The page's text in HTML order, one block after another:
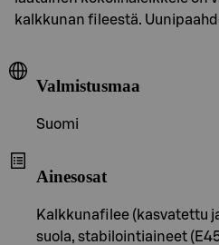
kalkkunan fileestä.
Valmistusmaa
Suomi
Ainesosat
Kalkkunafilee (kasvatettu
suola, stabilointiaineet